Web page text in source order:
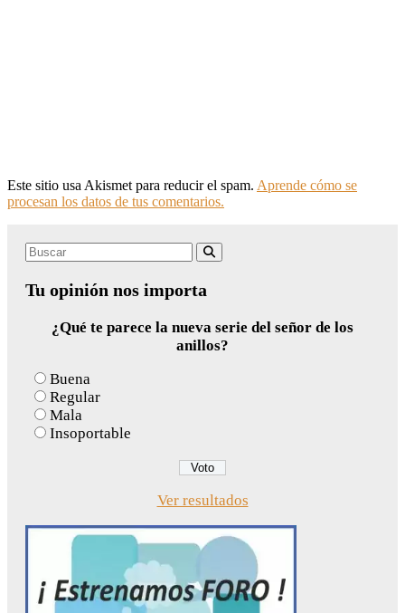
Este sitio usa Akismet para reducir el spam. Aprende cómo se
procesan los datos de tus comentarios.
Search
Tu opinión nos importa
¿Qué te parece la nueva serie del señor de los
anillos?
Buena
Regular
Mala
Insoportable
Ver resultados